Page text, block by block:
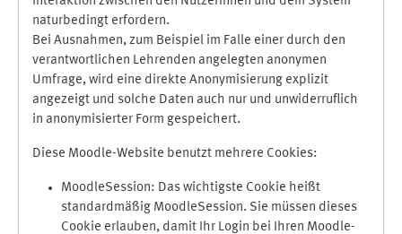
naturbedingt erfordern.
Bei Ausnahmen, zum Beispiel im Falle einer durch den
verantwortlichen Lehrenden angelegten anonymen
Umfrage, wird eine direkte Anonymisierung explizit
angezeigt und solche Daten auch nur und unwiderruflich
in anonymisierter Form gespeichert.
Diese Moodle-Website benutzt mehrere Cookies:
MoodleSession: Das wichtigste Cookie heißt
standardmäßig MoodleSession. Sie müssen dieses
Cookie erlauben, damit Ihr Login bei Ihren Moodle-